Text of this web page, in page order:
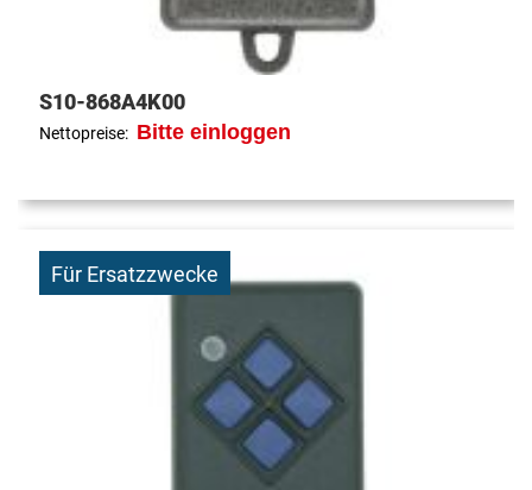
S10-868A4K00
Nettopreise: Bitte einloggen
Für Ersatzzwecke